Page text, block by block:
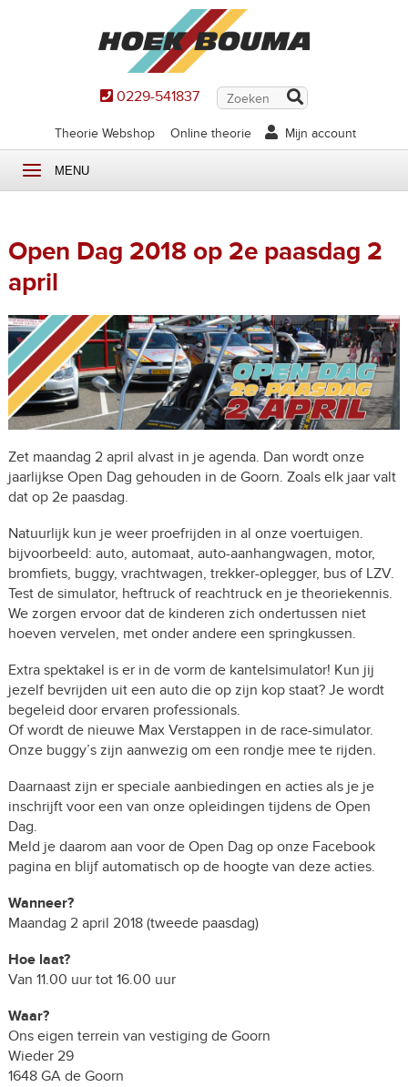
0229-541837
Theorie Webshop Online theorie Mijn account
MENU
Open Dag 2018 op 2e paasdag 2
april
Zet maandag 2 april alvast in je agenda. Dan wordt onze
jaarlijkse Open Dag gehouden in de Goorn. Zoals elk jaar valt
dat op 2e paasdag.
Natuurlijk kun je weer proefrijden in al onze voertuigen.
bijvoorbeeld: auto, automaat, auto-aanhangwagen, motor,
bromfiets, buggy, vrachtwagen, trekker-oplegger, bus of LZV.
Test de simulator, heftruck of reachtruck en je theoriekennis.
We zorgen ervoor dat de kinderen zich ondertussen niet
hoeven vervelen, met onder andere een springkussen.
Extra spektakel is er in de vorm de kantelsimulator! Kun jij
jezelf bevrijden uit een auto die op zijn kop staat? Je wordt
begeleid door ervaren professionals.
Of wordt de nieuwe Max Verstappen in de race-simulator.
Onze buggy’s zijn aanwezig om een rondje mee te rijden.
Daarnaast zijn er speciale aanbiedingen en acties als je je
inschrijft voor een van onze opleidingen tijdens de Open
Dag.
Meld je daarom aan voor de Open Dag op onze Facebook
pagina en blijf automatisch op de hoogte van deze acties.
Wanneer?
Maandag 2 april 2018 (tweede paasdag)
Hoe laat?
Van 11.00 uur tot 16.00 uur
Waar?
Ons eigen terrein van vestiging de Goorn
Wieder 29
1648 GA de Goorn